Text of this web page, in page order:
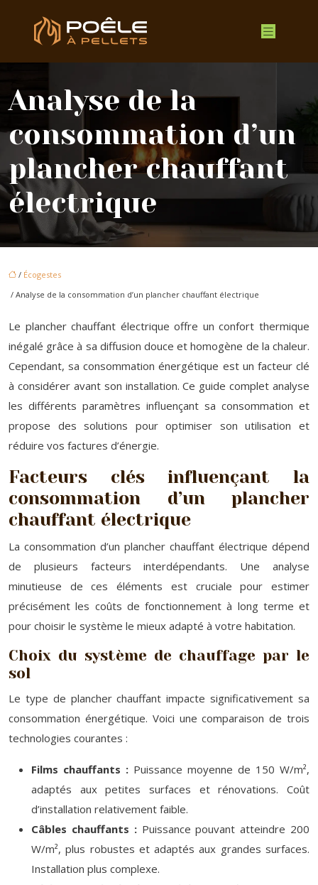
Analyse de la
consommation d’un
plancher chauffant
électrique
/ Écogestes
/ Analyse de la consommation d’un plancher chauffant électrique
Le plancher chauffant électrique offre un confort thermique
inégalé grâce à sa diffusion douce et homogène de la chaleur.
Cependant, sa consommation énergétique est un facteur clé
à considérer avant son installation. Ce guide complet analyse
les différents paramètres influençant sa consommation et
propose des solutions pour optimiser son utilisation et
réduire vos factures d’énergie.
Facteurs clés influençant la
consommation d’un plancher
chauffant électrique
La consommation d’un plancher chauffant électrique dépend
de plusieurs facteurs interdépendants. Une analyse
minutieuse de ces éléments est cruciale pour estimer
précisément les coûts de fonctionnement à long terme et
pour choisir le système le mieux adapté à votre habitation.
Choix du système de chauffage par le
sol
Le type de plancher chauffant impacte significativement sa
consommation énergétique. Voici une comparaison de trois
technologies courantes :
Films chauffants : Puissance moyenne de 150 W/m²,
adaptés aux petites surfaces et rénovations. Coût
d’installation relativement faible.
Câbles chauffants : Puissance pouvant atteindre 200
W/m², plus robustes et adaptés aux grandes surfaces.
Installation plus complexe.